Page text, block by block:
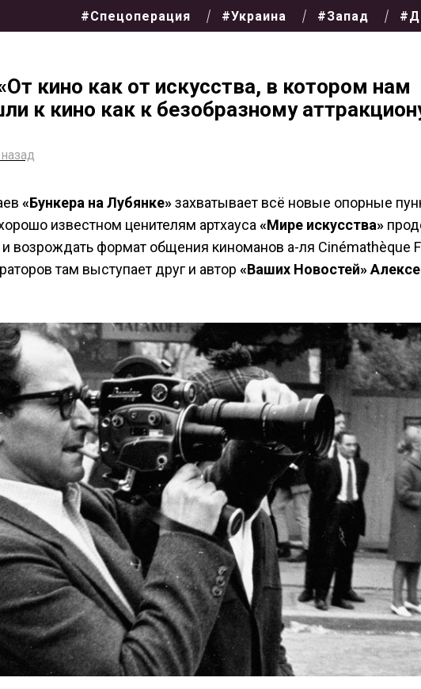
#Спецоперация #Украина #Запад
кино как от искусства, в котором нам
к кино как к безобразному
«Бункера на Лубянке»захватывает всё новые опорные
известном ценителям артхауса «Мире искусства»
возрождать формат общения киноманов а-ля Cinémathèque
там выступает друг и автор «Ваших Новостей»